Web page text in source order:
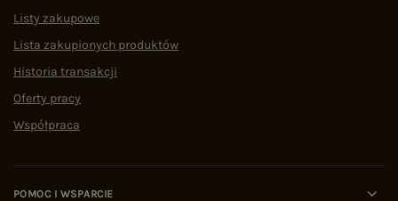
Listy zakupowe
Lista zakupionych produktów
Historia transakcji
Oferty pracy
Współpraca
POMOC I WSPARCIE